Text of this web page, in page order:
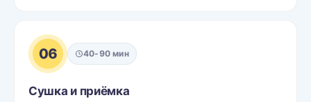
06 40-90 мин
Сушка и приёмка